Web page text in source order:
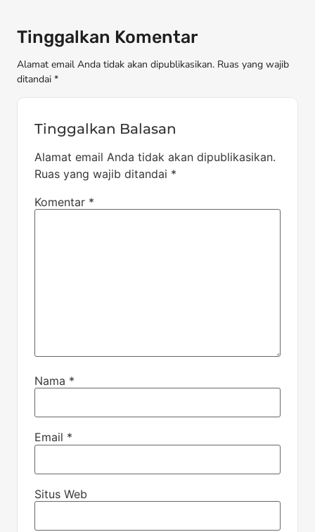
Tinggalkan Komentar
Alamat email Anda tidak akan dipublikasikan. Ruas yang wajib
ditandai *
Tinggalkan Balasan
Alamat email Anda tidak akan dipublikasikan.
Ruas yang wajib ditandai *
Komentar *
Nama *
Email *
Situs Web